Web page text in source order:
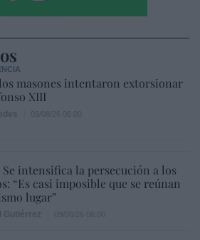
masones intentaron extorsionar
XIII
Se intensifica la persecución a los
“Es casi imposible que se reúnan
lugar”